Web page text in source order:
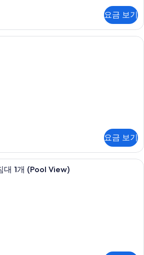
요금 보기
고급 침구, 객실 내 금고, 다리미/다리
요금 보기
고급 침구, 객실 내 금고, 다리미/다리
대 1개 (Pool View)